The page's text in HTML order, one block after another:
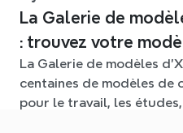
La Galerie de
: trouvez votre
pour chaque
La Galerie de modèles
centaines de modèles de
pour le travail, les